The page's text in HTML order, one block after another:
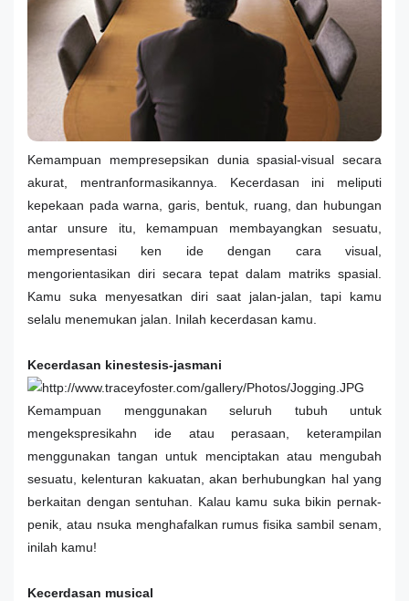
Kemampuan mempresepsikan dunia spasial-visual secara
akurat, mentranformasikannya. Kecerdasan ini meliputi
kepekaan pada warna, garis, bentuk, ruang, dan hubungan
antar unsure itu, kemampuan membayangkan sesuatu,
mempresentasi ken ide dengan cara visual,
mengorientasikan diri secara tepat dalam matriks spasial.
Kamu suka menyesatkan diri saat jalan-jalan, tapi kamu
selalu menemukan jalan. Inilah kecerdasan kamu.
Kecerdasan kinestesis-jasmani
Kemampuan menggunakan seluruh tubuh untuk
mengekspresikahn ide atau perasaan, keterampilan
menggunakan tangan untuk menciptakan atau mengubah
sesuatu, kelenturan kakuatan, akan berhubungkan hal yang
berkaitan dengan sentuhan. Kalau kamu suka bikin pernak-
penik, atau nsuka menghafalkan rumus fisika sambil senam,
inilah kamu!
Kecerdasan musical